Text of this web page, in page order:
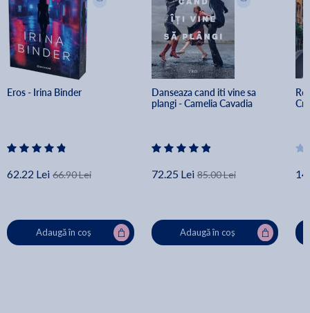
Eros - Irina Binder
62.22 Lei 66.90 Lei
Adaugă în coș
Danseaza cand iti vine sa
plangi - Camelia Cavadia
72.25 Lei 85.00 Lei
Adaugă în coș